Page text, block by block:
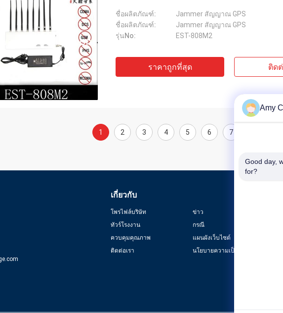
ชื่อผลิตภัณฑ์:
Jammer สัญญาณ GPS
ชื่อผลิตภัณฑ์:
Jammer สัญญาณ GPS
รุ่นNo:
EST-808M2
ราคาถูกที่สุด ติด
1 2 3 4 5 6 7
เกี่ยวกับ
โพรไฟล์บริษัท
ทัวร์โรงงาน
ควบคุมคุณภาพ
ติดต่อเรา
ข่าว
กรณี
แผนผังเว็บไซต์
นโยบายความเป็นส่วนตัว
Amy
Good day,
for?